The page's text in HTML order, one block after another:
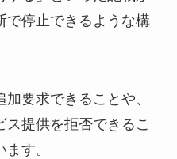
で停止できるような構
要求できることや、
提供を拒否できるこ
す。